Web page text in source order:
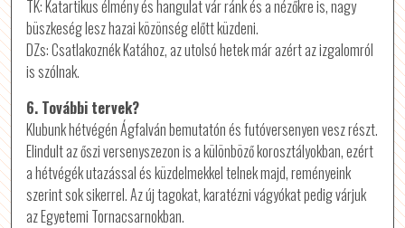
TK: Katartikus élmény és hangulat vár ránk és a nézőkre is, nagy
büszkeség lesz hazai közönség előtt küzdeni.
DZs: Csatlakoznék Katához, az utolsó hetek már azért az izgalomról
is szólnak.
6. További tervek?
Klubunk hétvégén Ágfalván bemutatón és futóversenyen vesz részt.
Elindult az őszi versenyszezon is a különböző korosztályokban, ezért
a hétvégék utazással és küzdelmekkel telnek majd, reményeink
szerint sok sikerrel. Az új tagokat, karatézni vágyókat pedig várjuk
az Egyetemi Tornacsarnokban.